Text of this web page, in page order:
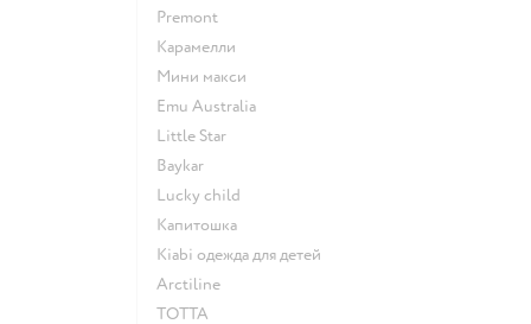
Premont
Карамелли
Мини макси
Emu Australia
Little Star
Baykar
Lucky child
Капитошка
Kiabi одежда для детей
Arctiline
ТОТТА